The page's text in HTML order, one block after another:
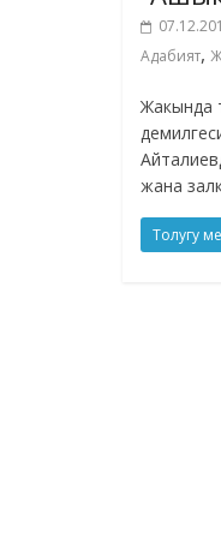
Адабият,
Жакында
жана
Толугу